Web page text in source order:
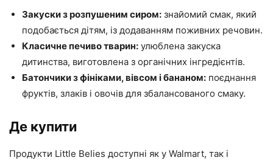
Закуски з розпушеним сиром: знайомий смак, який
подобається дітям, із додаванням поживних речовин.
Класичне печиво тварин: улюблена закуска
дитинства, виготовлена ​​з органічних інгредієнтів.
Батончики з фініками, вівсом і бананом: поєднання
фруктів, злаків і овочів для збалансованого смаку.
Де купити
Продукти Little Belies доступні як у Walmart, так і